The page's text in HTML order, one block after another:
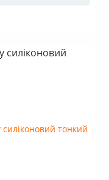
силіконовий